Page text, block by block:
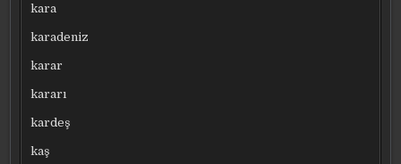
kara
karadeniz
karar
kararı
kardeş
kaş